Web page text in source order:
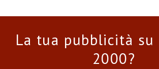
La tua pubblicità su
2000?